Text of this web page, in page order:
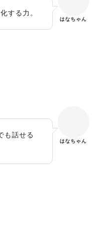
する力。
はなちゃん
も話せる
はなちゃん